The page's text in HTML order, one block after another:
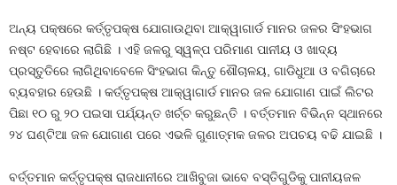
ଅନ୍ୟ ପକ୍ଷରେ କର୍ତ୍ତୃପକ୍ଷ ଯୋଗାଉଥିବା ଆକ୍ୱାଗାର୍ଡ ମାନର ଜଳର ସିଂହଭାଗ
ନଷ୍ଟ ହେବାରେ ଲାଗିଛି । ଏହି ଜଳରୁ ସ୍ୱଳ୍ପ ପରିମାଣ ପାନୀୟ ଓ ଖାଦ୍ୟ
ପ୍ରସ୍ତୁତିରେ ଲାଗିଥିବାବେଳେ ସିଂହଭାଗ କିନ୍ତୁ ଶୌଚାଳୟ, ଗାଡିଧୁଆ ଓ ବଗିଚାରେ
ବ୍ୟବହାର ହେଉଛି । କର୍ତ୍ତୃପକ୍ଷ ଆକ୍ୱାଗାର୍ଡ ମାନର ଜଳ ଯୋଗାଣ ପାଇଁ ଲିଟର
ପିଛା ୧୦ ରୁ ୨୦ ପଇସା ପର୍ଯ୍ୟନ୍ତ ଖର୍ଚ୍ଚ କରୁଛନ୍ତି । ବର୍ତ୍ତମାନ ବିଭିନ୍ନ ସ୍ଥାନରେ
୨୪ ଘଣ୍ଟିଆ ଜଳ ଯୋଗାଣ ପରେ ଏଭଳି ଗୁଣାତ୍ମକ ଜଳର ଅପଚୟ ବଢି ଯାଇଛି ।
ବର୍ତ୍ତମାନ କର୍ତ୍ତୃପକ୍ଷ ରାଜଧାନୀରେ ଆଖିବୁଜା ଭାବେ ବସ୍ତିଗୁଡିକୁ ପାନୀୟଜଳ